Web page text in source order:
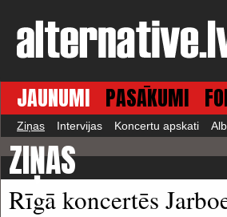
JAUNUMI PASĀKUMI
Ziņas Intervijas Koncertu apskati
ZIŅAS
Rīgā koncertēs